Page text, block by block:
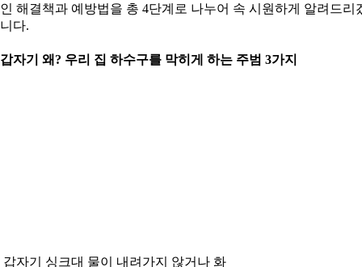
해결책과 예방법을 총 4단계로 나누어 속 시원하게 알려드리
다.
자기 왜? 우리 집 하수구를 막히게 하는 주범 3가지
자기 싱크대 물이 내려가지 않거나 화